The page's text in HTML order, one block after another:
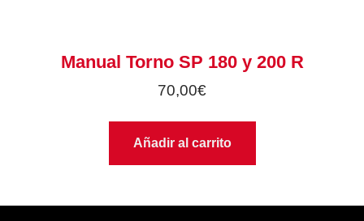
Manual Torno SP 180 y 200 R
70,00€
Añadir al carrito